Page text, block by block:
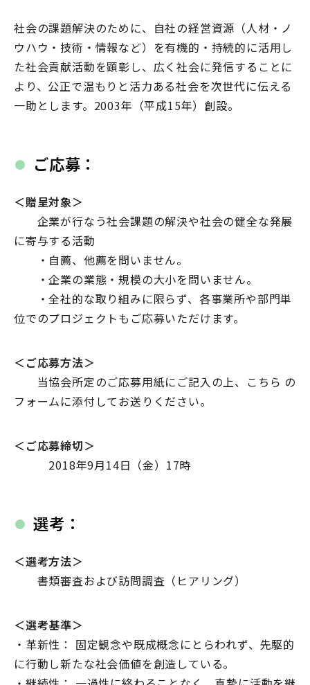
社会の課題解決のために、自社の経営資源（人材・ノ
ウハウ・技術・情報など）を有機的・持続的に活用し
た社会貢献活動を顕彰し、広く社会に発信することに
より、公正で温もりと活力ある社会を次世代に伝える
一助とします。2003年（平成15年）創設。
ご応募：
＜贈呈対象＞
企業が行なう社会課題の解決や社会の健全な発展
に寄与する活動
・自薦、他薦を問いません。
・企業の業態・規模の大小を問いません。
・全社的な取り組みに限らず、各事業所や部門単
位でのプロジェクトもご応募いただけます。
＜ご応募方法＞
当協会所定のご応募用紙にご記入の上、こちら の
フォームに添付してお送りください。
＜ご応募締切＞
2018年9月14日（金）17時
選考：
＜選考方法＞
書類審査および訪問調査（ヒアリング）
＜選考基準＞
・革新性： 固定観念や既成概念にとらわれず、先駆的
に行動し新たな社会価値を創造している。